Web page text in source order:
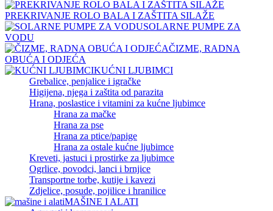
PREKRIVANJE ROLO BALA I ZAŠTITA SILAŽE
SOLARNE PUMPE ZA
VODU
ČIZME, RADNA
OBUĆA I ODJEĆA
KUĆNI LJUBIMCI
Grebalice, penjalice i igračke
Higijena, njega i zaštita od parazita
Hrana, poslastice i vitamini za kućne ljubimce
Hrana za mačke
Hrana za pse
Hrana za ptice/papige
Hrana za ostale kućne ljubimce
Kreveti, jastuci i prostirke za ljubimce
Ogrlice, povodci, lanci i brnjice
Transportne torbe, kutije i kavezi
Zdjelice, posude, pojilice i hranilice
MAŠINE I ALATI